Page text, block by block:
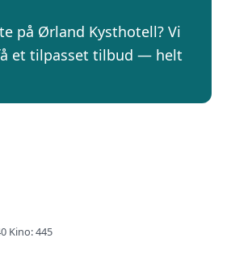
på Ørland Kysthotell? Vi
et tilpasset tilbud — helt
Kino: 445